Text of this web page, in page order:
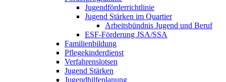
Jugendförderrichtlinie
Jugend Stärken im Quartier
Arbeitsbündnis Jugend und Beruf
ESF-Förderung JSA/SSA
Familienbildung
Pflegekinderdienst
Verfahrenslotsen
Jugend Stärken
Jugendhilfeplanung